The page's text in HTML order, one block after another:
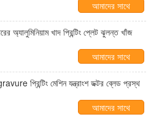
আমাদের সাথে
যোগাযোগ করুন
অ্যালুমিনিয়াম খাদ প্রিন্টিং প্লেট ঝুলন্ত খাঁজ
আমাদের সাথে
যোগাযোগ করুন
প্রিন্টিং মেশিন যন্ত্রাংশ ডক্টর ব্লেড প্রস্থ
আমাদের সাথে